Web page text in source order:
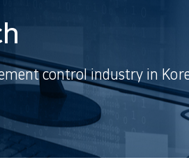
control industry in